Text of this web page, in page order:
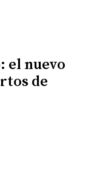
el nuevo
de